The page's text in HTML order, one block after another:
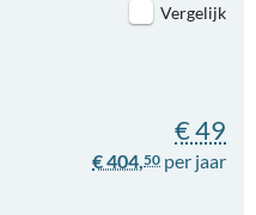
Vergelijk
€ 404,50
€ 49